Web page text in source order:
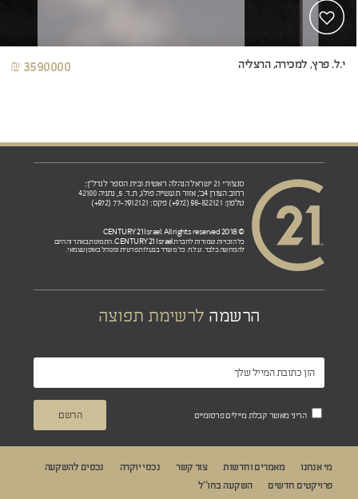
י.ל. פרץ, למכירה, הרצליה 3590000 ₪
סנצ'ורי 21 ישראל הנהלה ראשית ובית הספר לנדל"ן:
רחוב הצורן 4ב', אזור תעשייה פולג, ת.ד. 5, נתניה 42100
טלפון: 98-822121 (972+) פקס: 77-7912121 (972+)
© 2018 CENTURY 21 Israel. All rights reserved
כל הזכויות שמורות לחברת CENTURY 21 Israel. התמונות באתר זה הינם
להמחשה בלבד. ט.ל.ח. כל משרד בבעלות פרטית ומנוהל באופן עצמאי.
הרשמה לרשימת תפוצה
הריני מאשר קבלת מיילים פרסומיים
מי אנחנו מאמרים וחדשות צור קשר נכסי יוקרה
נכסים להשקעה
פרויקטים חדשים
השקעה בחו“ל